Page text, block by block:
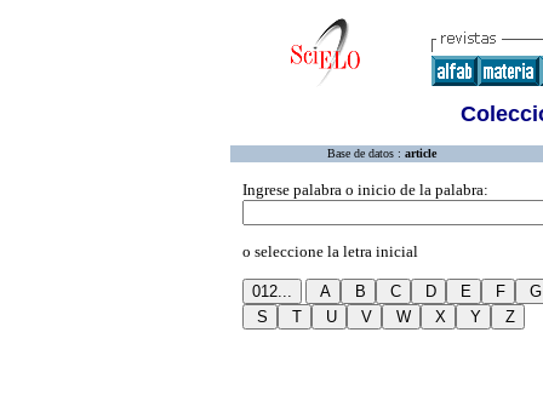
Base de datos : article
Ingrese palabra o inicio de la palabra:
o seleccione la letra inicial